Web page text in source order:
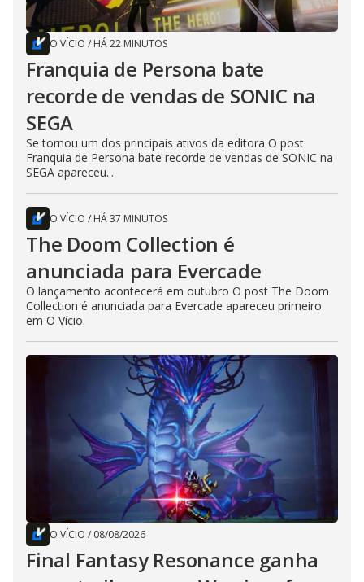
O VÍCIO / HÁ 22 MINUTOS
Franquia de Persona bate
recorde de vendas de SONIC na
SEGA
Se tornou um dos principais ativos da editora O post
Franquia de Persona bate recorde de vendas de SONIC na
SEGA apareceu...
O VÍCIO / HÁ 37 MINUTOS
The Doom Collection é
anunciada para Evercade
O lançamento acontecerá em outubro O post The Doom
Collection é anunciada para Evercade apareceu primeiro
em O Vício.
O VÍCIO / 08/08/2026
Final Fantasy Resonance ganha